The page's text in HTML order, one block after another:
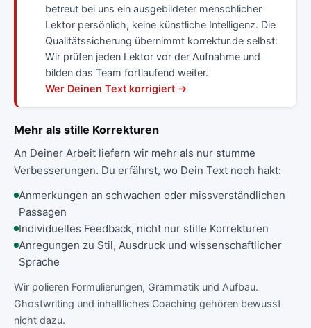
betreut bei uns ein ausgebildeter menschlicher
Lektor persönlich, keine künstliche Intelligenz. Die
Qualitätssicherung übernimmt korrektur.de selbst:
Wir prüfen jeden Lektor vor der Aufnahme und
bilden das Team fortlaufend weiter.
Wer Deinen Text korrigiert →
Mehr als stille Korrekturen
An Deiner Arbeit liefern wir mehr als nur stumme
Verbesserungen. Du erfährst, wo Dein Text noch hakt:
Anmerkungen an schwachen oder missverständlichen
Passagen
Individuelles Feedback, nicht nur stille Korrekturen
Anregungen zu Stil, Ausdruck und wissenschaftlicher
Sprache
Wir polieren Formulierungen, Grammatik und Aufbau.
Ghostwriting und inhaltliches Coaching gehören bewusst
nicht dazu.